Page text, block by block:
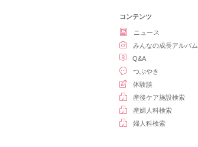
コンテンツ
ニュース
みんなの成長アルバム
Q&A
つぶやき
体験談
産後ケア施設検索
産婦人科検索
婦人科検索